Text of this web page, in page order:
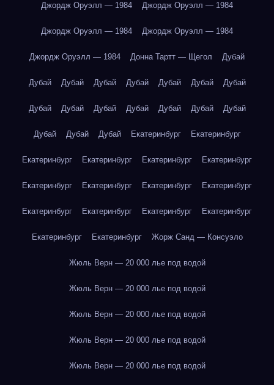
Джордж Оруэлл — 1984 Джордж Оруэлл — 1984
Джордж Оруэлл — 1984 Джордж Оруэлл — 1984
Джордж Оруэлл — 1984 Донна Тартт — Щегол Дубай
Дубай Дубай Дубай Дубай Дубай Дубай Дубай
Дубай Дубай Дубай Дубай Дубай Дубай Дубай
Дубай Дубай Дубай Екатеринбург Екатеринбург
Екатеринбург Екатеринбург Екатеринбург Екатеринбург
Екатеринбург Екатеринбург Екатеринбург Екатеринбург
Екатеринбург Екатеринбург Екатеринбург Екатеринбург
Екатеринбург Екатеринбург Жорж Санд — Консуэло
Жюль Верн — 20 000 лье под водой
Жюль Верн — 20 000 лье под водой
Жюль Верн — 20 000 лье под водой
Жюль Верн — 20 000 лье под водой
Жюль Верн — 20 000 лье под водой